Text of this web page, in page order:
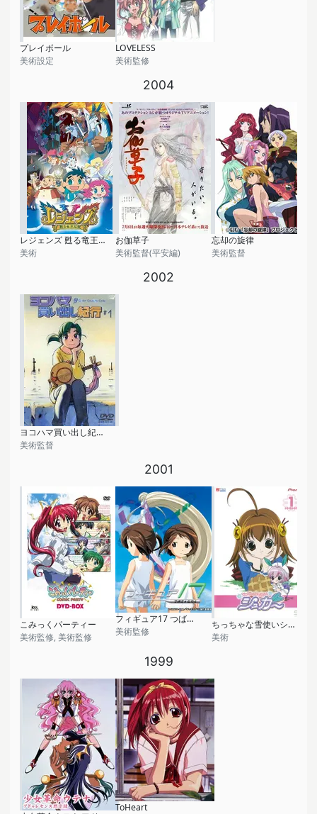
プレイボール
美術設定
LOVELESS
美術監修
2004
レジェンズ 甦る竜王伝説
美術
お伽草子
美術監督(平安編)
忘却の旋律
美術監督
2002
ヨコハマ買い出し紀行-Quiet Country Cafe-
美術監督
2001
こみっくパーティー
美術監修, 美術監修
フィギュア17 つばさ＆ヒカル
美術監修
ちっちゃな雪使いシュガー
美術
1999
ToHeart